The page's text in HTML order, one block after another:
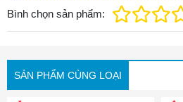
Bình chọn sản phẩm:
SẢN PHẨM CÙNG LOẠI